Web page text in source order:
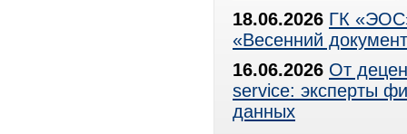
18.06.2026 ГК
«Весенний
16.06.2026 От
service: эксперты
данных